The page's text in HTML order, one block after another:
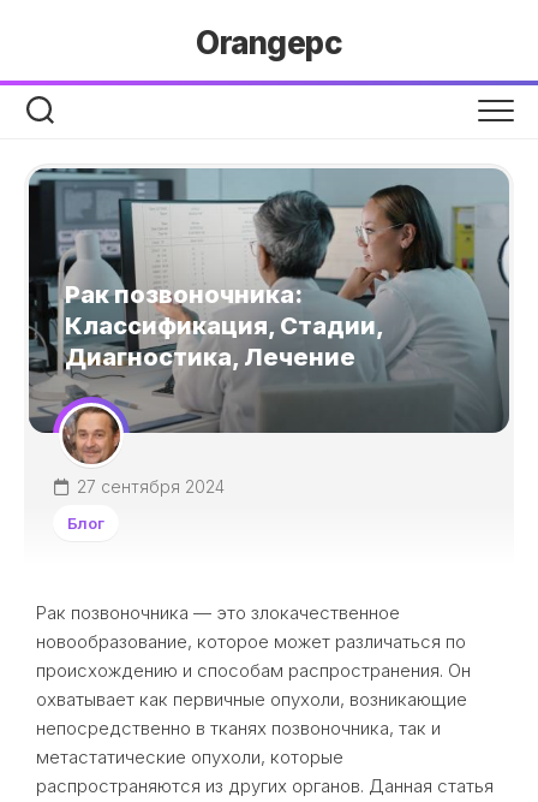
Orangepc
Рак позвоночника:
Классификация, Стадии,
Диагностика, Лечение
27 сентября 2024
Блог
Рак позвоночника — это злокачественное
новообразование, которое может различаться по
происхождению и способам распространения. Он
охватывает как первичные опухоли, возникающие
непосредственно в тканях позвоночника, так и
метастатические опухоли, которые
распространяются из других органов. Данная статья